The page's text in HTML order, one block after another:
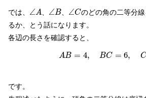
では、 ∠A
∠ A、 ∠B
∠ B、 ∠C
∠Cのどの角の二等分
るか、とう話になります。
各辺の長さを確認すると、
AB = 4, BC = 6, C
AB ,BC 6,C =
です。